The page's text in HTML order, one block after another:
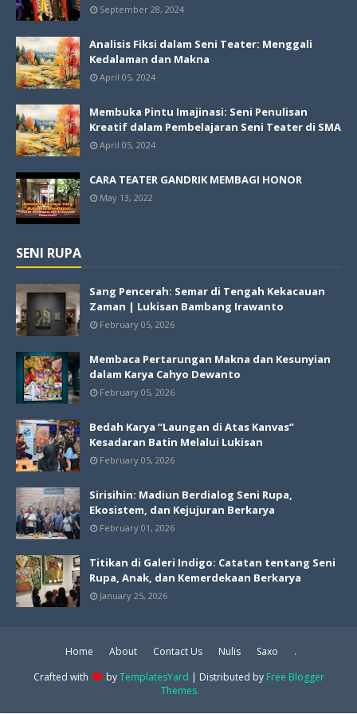
September 28, 2024
Analisis Fiksi dalam Seni Teater: Menggali
Kedalaman dan Makna
April 05, 2024
Membuka Pintu Imajinasi: Seni Penulisan
Kreatif dalam Pembelajaran Seni Teater di SMA
April 05, 2024
CARA TEATER GANDRIK MEMBAGI HONOR
May 13, 2022
SENI RUPA
Sang Pencerah: Semar di Tengah Kekacauan
Zaman | Lukisan Bambang Irawanto
February 05, 2026
Membaca Pertarungan Makna dan Kesunyian
dalam Karya Cahyo Dewanto
February 05, 2026
Bedah Karya “Laungan di Atas Kanvas”
Kesadaran Batin Melalui Lukisan
February 05, 2026
Sirisihin: Madiun Berdialog Seni Rupa,
Ekosistem, dan Kejujuran Berkarya
February 01, 2026
Titikan di Galeri Indigo: Catatan tentang Seni
Rupa, Anak, dan Kemerdekaan Berkarya
January 25, 2026
Home About Contact Us Nulis Saxo
.
Crafted with
byTemplatesYard | Distributed by Free Blogger
Themes